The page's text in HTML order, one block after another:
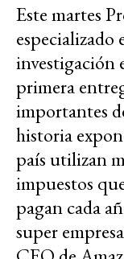
Este martes
especializado
investigación
primera
importantes
historia
país utilizan
impuestos
pagan cada
super